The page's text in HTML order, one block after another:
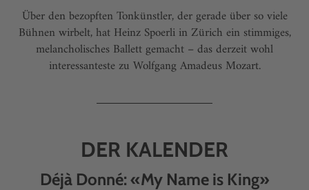
Über den bezopften Tonkünstler, der gerade über so viele
Bühnen wirbelt, hat Heinz Spoerli in Zürich ein stimmiges,
melancholisches Ballett gemacht – das derzeit wohl
interessanteste zu Wolfgang Amadeus Mozart.
DER KALENDER
Déjà Donné: «My Name is King»